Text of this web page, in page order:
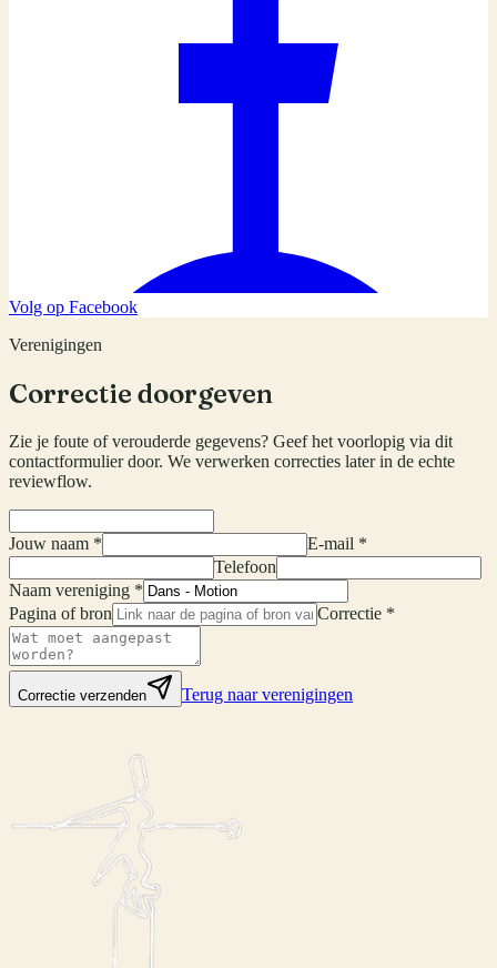
Volg op Facebook
Verenigingen
Correctie doorgeven
Zie je foute of verouderde gegevens? Geef het voorlopig via dit
contactformulier door. We verwerken correcties later in de echte
reviewflow.
Jouw naam *
E-mail *
Telefoon
Naam vereniging *
Pagina of bron
Correctie *
Correctie verzenden Terug naar verenigingen